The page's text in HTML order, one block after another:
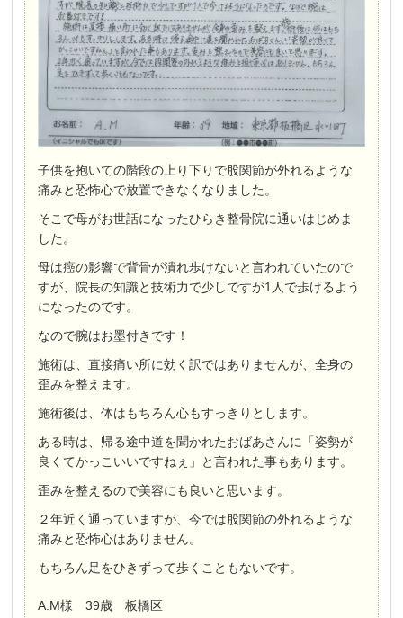
子供を抱いての階段の上り下りで股関節が外れるような
痛みと恐怖心で放置できなくなりました。
そこで母がお世話になったひらき整骨院に通いはじめま
した。
母は癌の影響で背骨が潰れ歩けないと言われていたので
すが、院長の知識と技術力で少しですが1人で歩けるよう
になったのです。
なので腕はお墨付きです！
施術は、直接痛い所に効く訳ではありませんが、全身の
歪みを整えます。
施術後は、体はもちろん心もすっきりとします。
ある時は、帰る途中道を聞かれたおばあさんに「姿勢が
良くてかっこいいですねぇ」と言われた事もあります。
歪みを整えるので美容にも良いと思います。
２年近く通っていますが、今では股関節の外れるような
痛みと恐怖心はありません。
もちろん足をひきずって歩くこともないです。
A.M様 39歳 板橋区